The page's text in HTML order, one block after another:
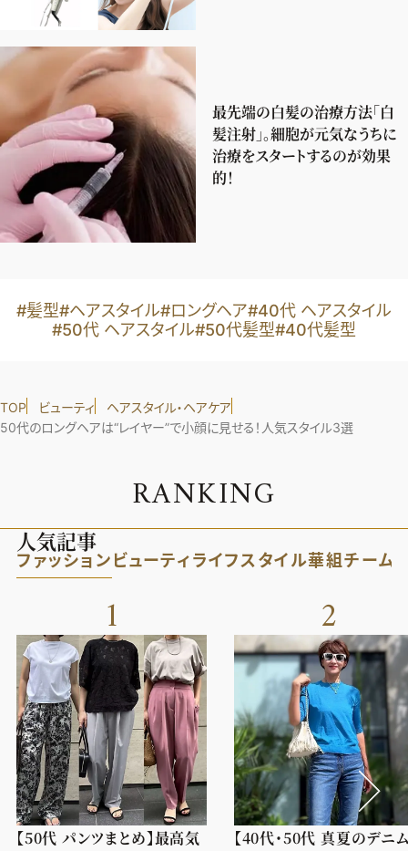
最先端の白髪の治療方法「白
髪注射」。細胞が元気なうちに
治療をスタートするのが効果
的！
#髪型#ヘアスタイル#ロングヘア#40代 ヘアスタイル
#50代 ヘアスタイル#50代髪型#40代髪型
TOP ビューティ
ヘアスタイル・ヘアケア
50代のロングヘアは“レイヤー”で小顔に見せる！人気スタイル3選
RANKING
人気記事
ファッション ビューティライフスタイル華組チーム
1
【50代 パンツまとめ】最高気
2
【40代・50代 真夏のデニ